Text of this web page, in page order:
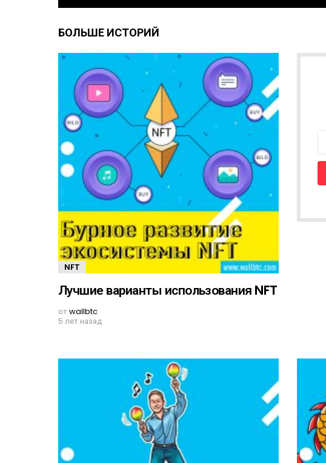
БОЛЬШЕ ИСТОРИЙ
NFT
Лучшие варианты использования NFT
отwallbtc
5 лет назад
Т
Н
Я
С